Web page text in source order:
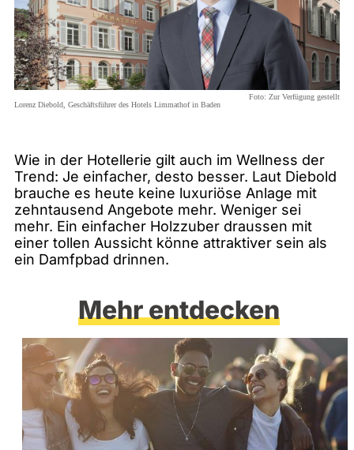
Lorenz Diebold, Geschäftsführer des Hotels Limmathof in Baden
Foto: Zur Verfügung gestellt
Wie in der Hotellerie gilt auch im Wellness der
Trend: Je einfacher, desto besser. Laut Diebold
brauche es heute keine luxuriöse Anlage mit
zehntausend Angebote mehr. Weniger sei
mehr. Ein einfacher Holzzuber draussen mit
einer tollen Aussicht könne attraktiver sein als
ein Damfpbad drinnen.
Mehr entdecken